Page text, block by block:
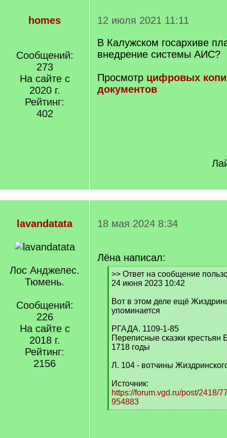
homes
Сообщений:
273
На сайте с
2020 г.
Рейтинг:
402
12 июля 2021 11:11
В Калужском госархиве
внедрение системы АИС?
Просмотр цифровых
документов
lavandatata
Лос Анджелес.
Тюмень.
Сообщений:
226
На сайте с
2018 г.
Рейтинг:
2156
18 мая 2024 8:34
Лёна написал:
[
q
>> Ответ на сообщение
24 июня 2023 10:42
Вот в этом деле ещё
упоминается
РГАДА. 1109-1-85
Переписные сказки крестьян
1718 годы
Л. 104 - вотчины
Источник:
https://forum.vgd.ru/post/2418/
954883
[